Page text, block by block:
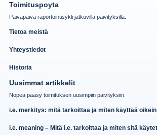
Toimituspoyta
Paivapaiva raportointisykli jatkuvilla paivityksilla.
Tietoa meistä
Yhteystiedot
Historia
Uusimmat artikkelit
Nopea paasy toimituksen uusimpiin paivityksiin.
i.e. merkitys: mitä tarkoittaa ja miten käyttää oikein
i.e. meaning – Mitä i.e. tarkoittaa ja miten sitä